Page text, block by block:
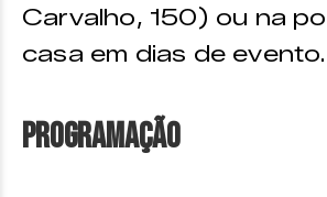
Carvalho, 150) ou na
casa em dias de evento.
Programação